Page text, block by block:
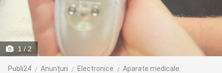
1 / 2
Publi24 Anunțuri Electronice Aparate medicale